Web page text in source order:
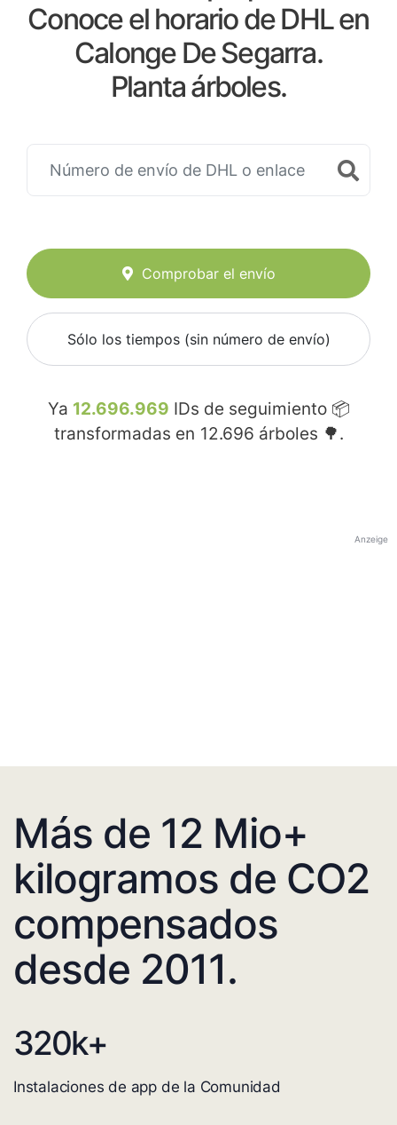
Conoce el horario de DHL en
Calonge De Segarra.
Planta árboles.
Comprobar el envío
Sólo los tiempos (sin número de envío)
Ya 12.696.969 IDs de seguimiento 📦
transformadas en 12.696 árboles 🌳.
Anzeige
Más de 12 Mio+
kilogramos de CO2
compensados
desde 2011.
320k+
Instalaciones de app de la Comunidad